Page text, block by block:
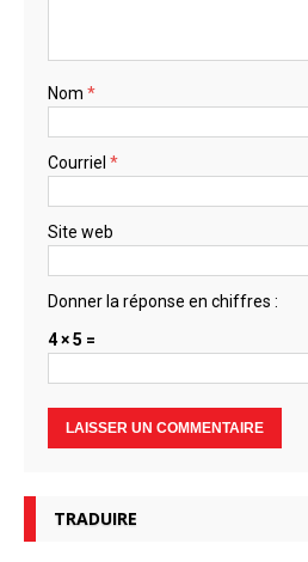
Nom *
Courriel *
Site web
Donner la réponse en chiffres :
4 × 5 =
TRADUIRE